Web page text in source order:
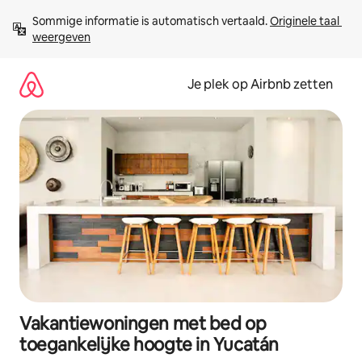
direct
naar
Sommige informatie is automatisch vertaald. Originele taal
weergeven
Je plek op Airbnb zetten
Vakantiewoningen met bed op
toegankelijke hoogte in Yucatán